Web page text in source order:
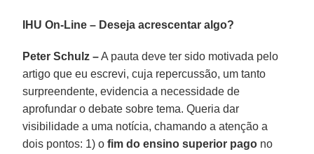
IHU On-Line – Deseja acrescentar algo?
Peter Schulz –A pauta deve ter sido motivada pelo
artigo que eu escrevi, cuja repercussão, um tanto
surpreendente, evidencia a necessidade de
aprofundar o debate sobre tema. Queria dar
visibilidade a uma notícia, chamando a atenção a
dois pontos: 1) o fim do ensino superior pago no